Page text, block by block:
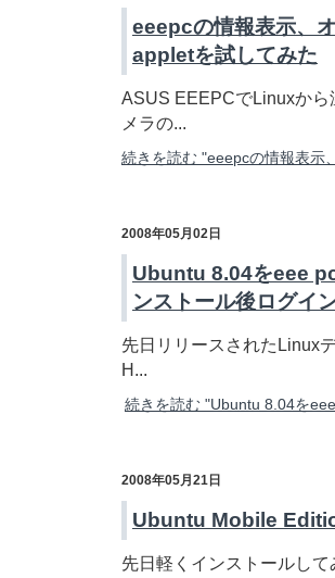
eeepcの情報表示、
appletを試してみた
ASUS EEEPCでLinuxか
メラの...
続きを読む "eeepcの情報表示
2008年05月02日
Ubuntu 8.04をeee
ンストール後ログイ
先日リリースされたLinux
H...
続きを読む "Ubuntu 8.04を
2008年05月21日
Ubuntu Mobile
先日軽くインストールし